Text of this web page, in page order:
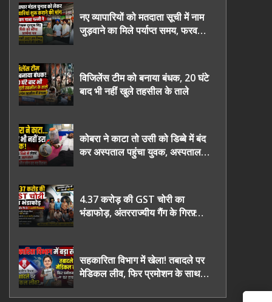
नए व्यापारियों को मतदाता सूची में नाम
जुड़वाने का मिले पर्याप्त समय, फरवरी
विजिलेंस टीम को बनाया बंधक, 20 घंटे
बाद भी नहीं खुले तहसील के ताले
कोबरा ने काटा तो उसी को डिब्बे में बंद
कर अस्पताल पहुंचा युवक, अस्पताल में
4.37 करोड़ की GST चोरी का
भंडाफोड़, अंतरराज्यीय गैंग के गिरफ़्तार
सहकारिता विभाग में खेला! तबादले पर
मेडिकल लीव, फिर प्रमोशन के साथ